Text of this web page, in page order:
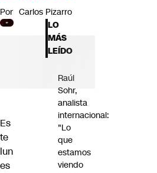
Por Carlos Pizarro
Es
te
lun
es
LO
MÁS
LEÍDO
Raúl
Sohr,
analista
internacional:
"Lo
que
estamos
viendo